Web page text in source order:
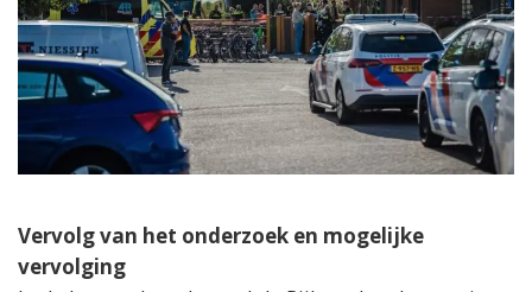
Vervolg van het onderzoek en mogelijke
vervolging